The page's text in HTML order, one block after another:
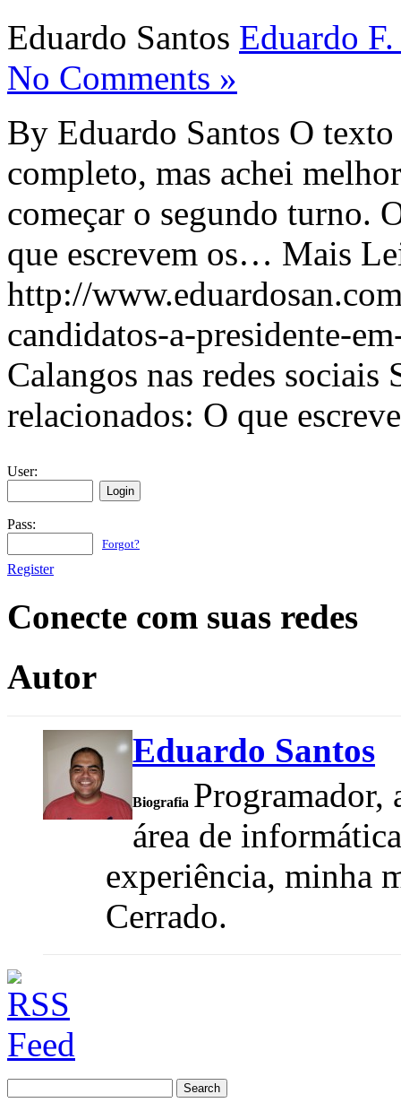
Eduardo Santos Eduardo
No Comments »
By Eduardo Santos O
completo, mas achei
começar o segundo turno.
que escrevem os… Mais
http://
candidatos-a-presidente-
Calangos nas redes sociais
relacionados: O que
User:
Pass:
Forgot?
Register
Conecte com suas redes
Autor
Eduardo Santos
Biografia Programador,
área de
experiência, minha
Cerrado.
for: